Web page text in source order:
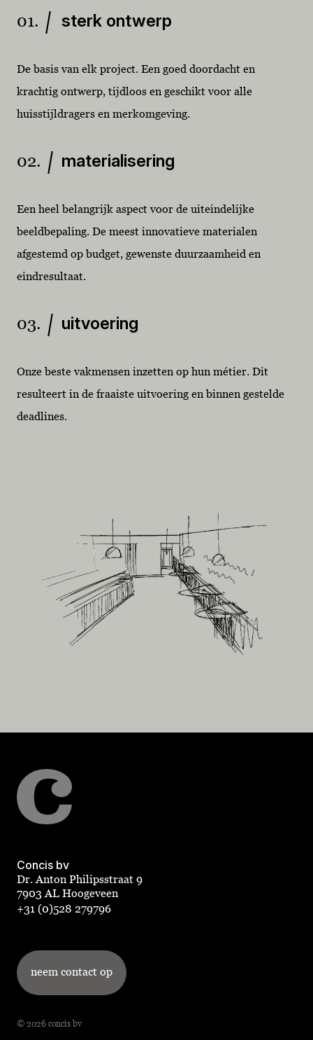
01. sterk ontwerp
De basis van elk project. Een goed doordacht en
krachtig ontwerp, tijdloos en geschikt voor alle
huisstijldragers en merkomgeving.
02. materialisering
Een heel belangrijk aspect voor de uiteindelijke
beeldbepaling. De meest innovatieve materialen
afgestemd op budget, gewenste duurzaamheid en
eindresultaat.
03. uitvoering
Onze beste vakmensen inzetten op hun métier. Dit
resulteert in de fraaiste uitvoering en binnen gestelde
deadlines.
Concis bv
Dr. Anton Philipsstraat 9
7903 AL Hoogeveen
+31 (0)528 279796
neem contact op
© 2026 concis bv